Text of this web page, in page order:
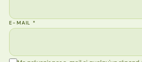
E-MAIL*